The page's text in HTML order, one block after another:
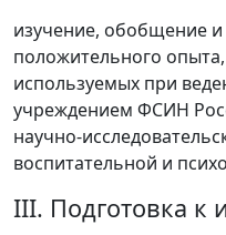
изучение, обобщение
положительного
используемых при
учреждением ФСИН
научно-
воспитательной и
III. Подготовка к